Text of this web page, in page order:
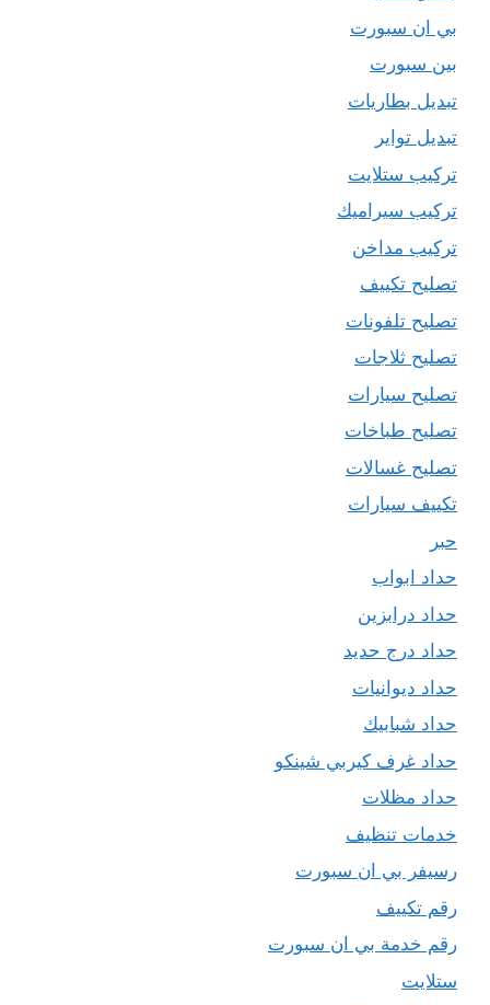
بي ان سبورت
بين سبورت
تبديل بطاريات
تبديل تواير
تركيب ستلايت
تركيب سيراميك
تركيب مداخن
تصليح تكييف
تصليح تلفونات
تصليح ثلاجات
تصليح سيارات
تصليح طباخات
تصليح غسالات
تكييف سيارات
حبر
حداد ابواب
حداد درابزين
حداد درج حديد
حداد ديوانيات
حداد شبابيك
حداد غرف كيربي شينكو
حداد مظلات
خدمات تنظيف
رسيفر بي ان سبورت
رقم تكييف
رقم خدمة بي ان سبورت
ستلايت